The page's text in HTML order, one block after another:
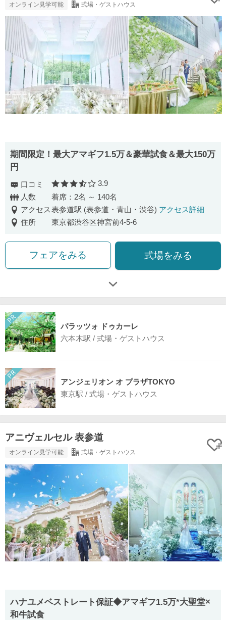
オンライン見学可能 式場・ゲストハウス
期間限定！最大アマギフ1.5万＆豪華試食＆最大150万
円
口コミ 口コミ評価
3.9
人数
着席：2名 ～ 140名
アクセス表参道駅 (表参道・青山・渋谷) アクセス詳細
住所
東京都渋谷区神宮前4-5-6
フェアをみる 式場をみる
パラッツォ ドゥカーレ
六本木駅 / 式場・ゲストハウス
アンジェリオン オ プラザTOKYO
東京駅 / 式場・ゲストハウス
アニヴェルセル 表参道
オンライン見学可能 式場・ゲストハウス
ハナユメベストレート保証◆アマギフ1.5万*大聖堂×
和牛試食